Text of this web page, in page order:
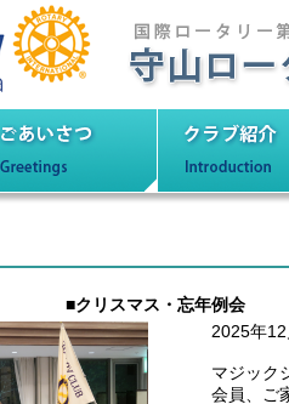
守山ロータリーク
■クリスマス・忘年例会
2025年
マジック
会員、ご